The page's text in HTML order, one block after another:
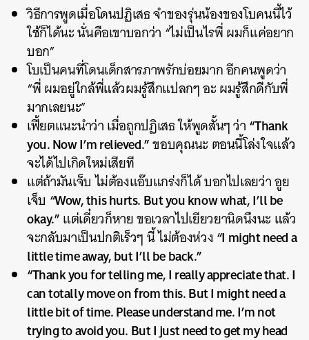
วิธีการพูดเมื่อโดนปฏิเสธ จำของรุ่นน้องของโบคนนี้ไว้
ใช้ก็ได้นะ นั่นคือเขาบอกว่า “ไม่เป็นไรพี่ ผมก็แค่อยาก
บอก”
โบเป็นคนที่โดนเด็กสารภาพรักบ่อยมาก อีกคนพูดว่า
“พี่ ผมอยู่ใกล้พี่แล้วผมรู้สึกแปลกๆ อะ ผมรู้สึกดีกับพี่
มากเลยนะ”
เฟี้ยตแนะนำว่า เมื่อถูกปฏิเสธ ให้พูดสั้นๆ ว่า“Thank
you. Now I’m relieved.”ขอบคุณนะ ตอนนี้โล่งใจแล้ว
จะได้ไปเกิดใหม่เสียที
แต่ถ้ามันเจ็บ ไม่ต้องแอ๊บแกร่งก็ได้ บอกไปเลยว่า อูย
เจ็บ “Wow, this hurts. But you know what, I’ll be
okay.”แต่เดี๋ยวก็หาย ขอเวลาไปเยียวยานิดนึงนะ แล้ว
จะกลับมาเป็นปกติเร็วๆ นี้ ไม่ต้องห่วง“I might need a
little time away, but I’ll be back.”
“Thank you for telling me, I really appreciate that. I
can totally move on from this. But I might need a
little bit of time. Please understand me. I’m not
trying to avoid you. But I just need to get my head